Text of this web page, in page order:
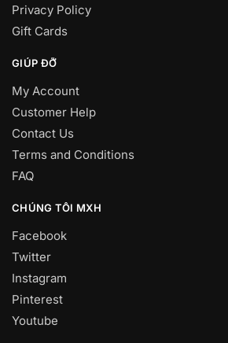
Privacy Policy
Gift Cards
GIÚP ĐỠ
My Account
Customer Help
Contact Us
Terms and Conditions
FAQ
CHÚNG TÔI MXH
Facebook
Twitter
Instagram
Pinterest
Youtube